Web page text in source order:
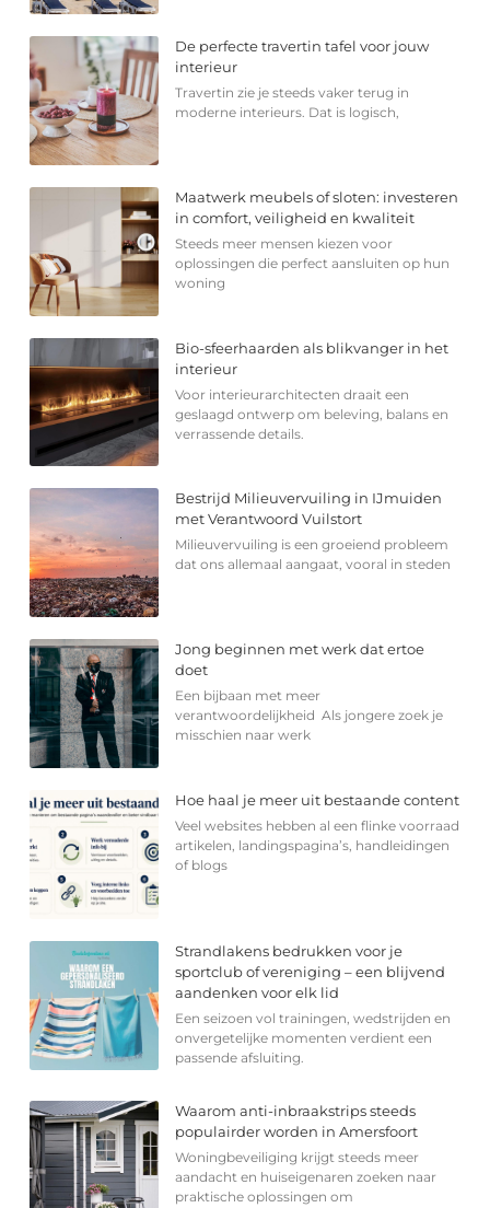
De perfecte travertin tafel voor jouw
interieur
Travertin zie je steeds vaker terug in
moderne interieurs. Dat is logisch,
Maatwerk meubels of sloten: investeren
in comfort, veiligheid en kwaliteit
Steeds meer mensen kiezen voor
oplossingen die perfect aansluiten op hun
woning
Bio-sfeerhaarden als blikvanger in het
interieur
Voor interieurarchitecten draait een
geslaagd ontwerp om beleving, balans en
verrassende details.
Bestrijd Milieuvervuiling in IJmuiden
met Verantwoord Vuilstort
Milieuvervuiling is een groeiend probleem
dat ons allemaal aangaat, vooral in steden
Jong beginnen met werk dat ertoe
doet
Een bijbaan met meer
verantwoordelijkheid Als jongere zoek je
misschien naar werk
Hoe haal je meer uit bestaande content
Veel websites hebben al een flinke voorraad
artikelen, landingspagina’s, handleidingen
of blogs
Strandlakens bedrukken voor je
sportclub of vereniging – een blijvend
aandenken voor elk lid
Een seizoen vol trainingen, wedstrijden en
onvergetelijke momenten verdient een
passende afsluiting.
Waarom anti-inbraakstrips steeds
populairder worden in Amersfoort
Woningbeveiliging krijgt steeds meer
aandacht en huiseigenaren zoeken naar
praktische oplossingen om